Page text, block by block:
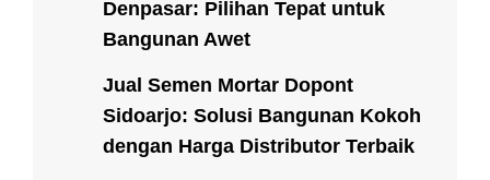
Denpasar: Pilihan Tepat untuk
Bangunan Awet
Jual Semen Mortar Dopont
Sidoarjo: Solusi Bangunan Kokoh
dengan Harga Distributor Terbaik